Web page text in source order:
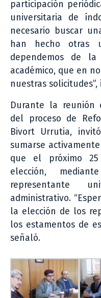
participación
universitaria de
necesario buscar
han hecho otras
dependemos de
académico, que en
nuestras
Durante la reunión
del proceso de
Bivort Urrutia,
sumarse
que el próximo
elección,
representante
administrativo.
la elección de los
los estamentos de
señaló.